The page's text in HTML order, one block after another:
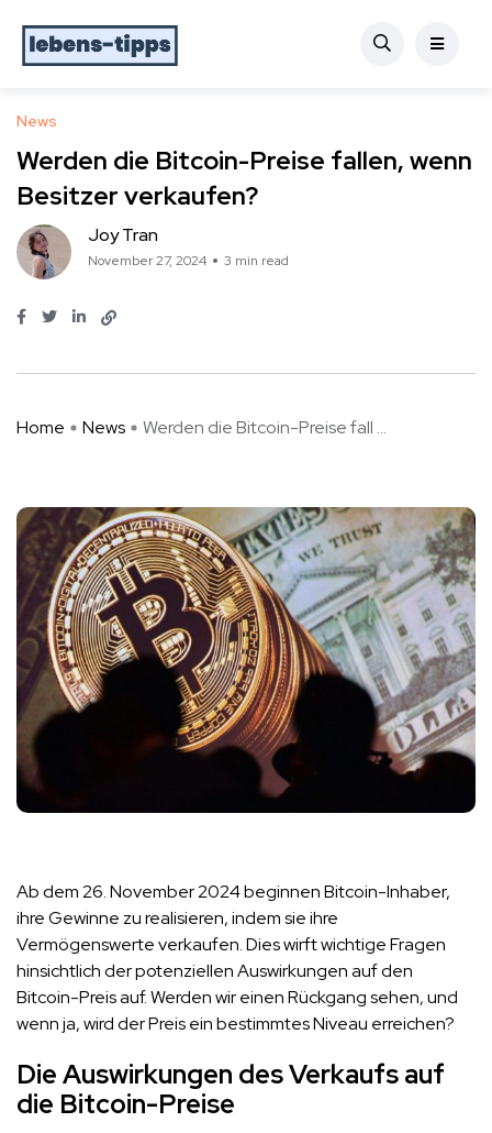
News
Werden die Bitcoin-Preise fallen, wenn
Besitzer verkaufen?
Joy Tran
November 27, 2024 3 min read
Home News Werden die Bitcoin-Preise fall ...
Ab dem 26. November 2024 beginnen Bitcoin-Inhaber,
ihre Gewinne zu realisieren, indem sie ihre
Vermögenswerte verkaufen. Dies wirft wichtige Fragen
hinsichtlich der potenziellen Auswirkungen auf den
Bitcoin-Preis auf. Werden wir einen Rückgang sehen, und
wenn ja, wird der Preis ein bestimmtes Niveau erreichen?
Die Auswirkungen des Verkaufs auf
die Bitcoin-Preise